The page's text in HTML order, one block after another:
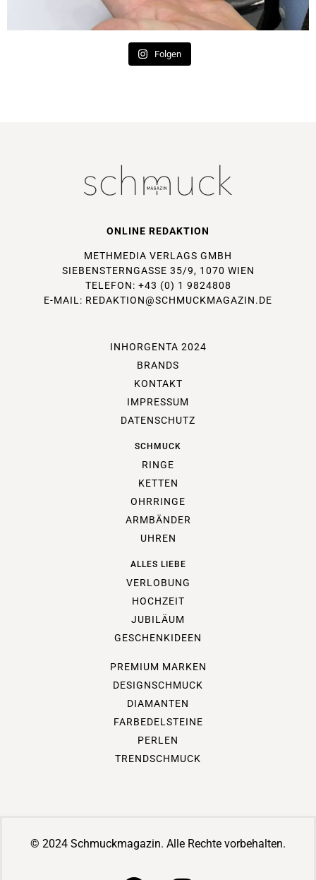
Folgen
ONLINE REDAKTION
METHMEDIA VERLAGS GMBH
SIEBENSTERNGASSE 35/9, 1070 WIEN
TELEFON: +43 (0) 1 9824808
E-MAIL: REDAKTION@SCHMUCKMAGAZIN.DE
INHORGENTA 2024
BRANDS
KONTAKT
IMPRESSUM
DATENSCHUTZ
SCHMUCK
RINGE
KETTEN
OHRRINGE
ARMBÄNDER
UHREN
ALLES LIEBE
VERLOBUNG
HOCHZEIT
JUBILÄUM
GESCHENKIDEEN
PREMIUM MARKEN
DESIGNSCHMUCK
DIAMANTEN
FARBEDELSTEINE
PERLEN
TRENDSCHMUCK
© 2024 Schmuckmagazin. Alle Rechte vorbehalten.